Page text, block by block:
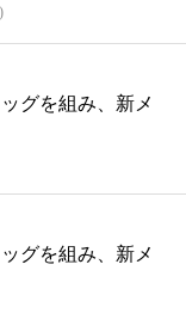
グを組み、新メ
グを組み、新メ